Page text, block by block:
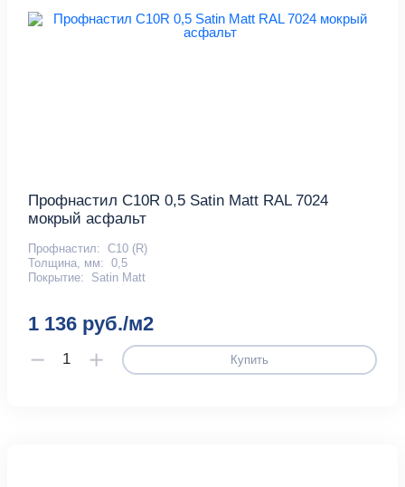
Профнастил С10R 0,5 Satin Matt RAL 7024
мокрый асфальт
Профнастил: С10 (R)
Толщина, мм: 0,5
Покрытие:
Satin Matt
1 136 руб./м2
Купить